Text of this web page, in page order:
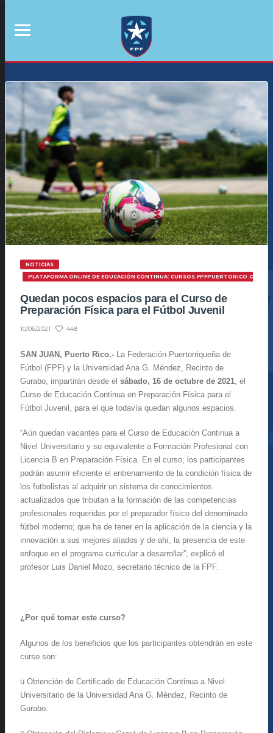
NOTICIAS
PLATAFORMA ONLINE DE EDUCACIÓN CONTINUA: CURSOS.FPFPUERTORICO.COM
Quedan pocos espacios para el Curso de
Preparación Física para el Fútbol Juvenil
10/06/2021 448
SAN JUAN, Puerto Rico.- La Federación Puertorriqueña de
Fútbol (FPF) y la Universidad Ana G. Méndez, Recinto de
Gurabo, impartirán desde el sábado, 16 de octubre de 2021 , el
Curso de Educación Continua en Preparación Física para el
Fútbol Juvenil, para el que todavía quedan algunos espacios.
“Aún quedan vacantes para el Curso de Educación Continua a
Nivel Universitario y su equivalente a Formación Profesional con
Licencia B en Preparación Física. En el curso, los participantes
podrán asumir eficiente el entrenamiento de la condición física de
los futbolistas al adquirir un sistema de conocimientos
actualizados que tributan a la formación de las competencias
profesionales requeridas por el preparador físico del denominado
fútbol moderno; que ha de tener en la aplicación de la ciencia y la
innovación a sus mejores aliados y de ahí, la presencia de este
enfoque en el programa curricular a desarrollar”, explicó el
profesor Luis Daniel Mozo, secretario técnico de la FPF.
¿Por qué tomar este curso?
Algunos de los beneficios que los participantes obtendrán en este
curso son:
ü Obtención de Certificado de Educación Continua a Nivel
Universitario de la Universidad Ana G. Méndez, Recinto de
Gurabo.